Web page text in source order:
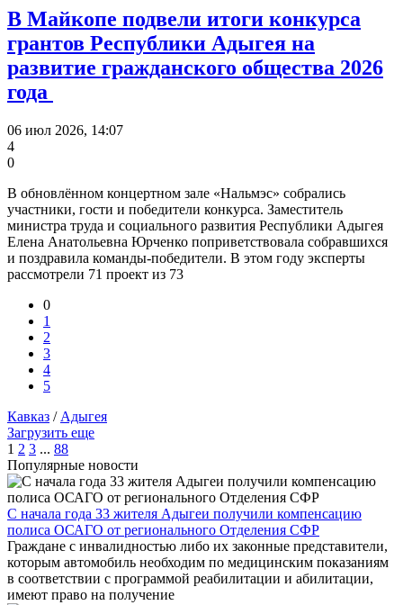
В Майкопе подвели итоги конкурса
грантов Республики Адыгея на
развитие гражданского общества 2026
года
06 июл 2026, 14:07
4
0
В обновлённом концертном зале «Нальмэс» собрались
участники, гости и победители конкурса. Заместитель
министра труда и социального развития Республики Адыгея
Елена Анатольевна Юрченко поприветствовала собравшихся
и поздравила команды-победители. В этом году эксперты
рассмотрели 71 проект из 73
0
1
2
3
4
5
Кавказ / Адыгея
Загрузить еще
1 2 3 ... 88
Популярные новости
С начала года 33 жителя Адыгеи получили компенсацию
полиса ОСАГО от регионального Отделения СФР
Граждане с инвалидностью либо их законные представители,
которым автомобиль необходим по медицинским показаниям
в соответствии с программой реабилитации и абилитации,
имеют право на получение